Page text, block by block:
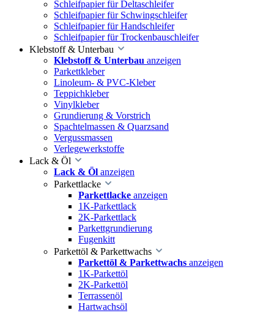
Schleifpapier für Deltaschleifer
Schleifpapier für Schwingschleifer
Schleifpapier für Handschleifer
Schleifpapier für Trockenbauschleifer
Klebstoff & Unterbau
Klebstoff & Unterbau anzeigen
Parkettkleber
Linoleum- & PVC-Kleber
Teppichkleber
Vinylkleber
Grundierung & Vorstrich
Spachtelmassen & Quarzsand
Vergussmassen
Verlegewerkstoffe
Lack & Öl
Lack & Öl anzeigen
Parkettlacke
Parkettlacke anzeigen
1K-Parkettlack
2K-Parkettlack
Parkettgrundierung
Fugenkitt
Parkettöl & Parkettwachs
Parkettöl & Parkettwachs anzeigen
1K-Parkettöl
2K-Parkettöl
Terrassenöl
Hartwachsöl